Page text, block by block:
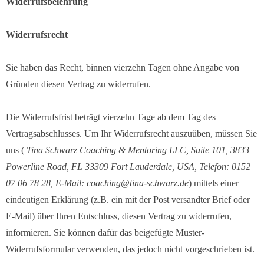
Widerrufsrecht
Sie haben das Recht, binnen vierzehn Tagen ohne Angabe von
Gründen diesen Vertrag zu widerrufen.
Die Widerrufsfrist beträgt vierzehn Tage ab dem Tag des
Vertragsabschlusses. Um Ihr Widerrufsrecht auszuüben, müssen Sie
uns ( Tina Schwarz Coaching & Mentoring LLC, Suite 101, 3833
Powerline Road, FL 33309 Fort Lauderdale, USA , Telefon: 0152
07 06 78 28, E-Mail: coaching@tina-schwarz.de) mittels einer
eindeutigen Erklärung (z.B. ein mit der Post versandter Brief oder
E-Mail) über Ihren Entschluss, diesen Vertrag zu widerrufen,
informieren. Sie können dafür das beigefügte Muster-
Widerrufsformular verwenden, das jedoch nicht vorgeschrieben ist.